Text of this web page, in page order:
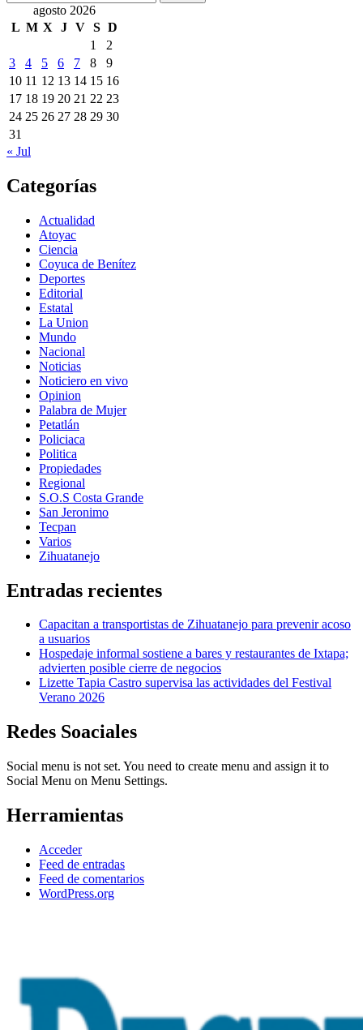
agosto 2026
L M X J V S D
1
2
3
4 5 6 7 8
9
10 11 12 13 14 15 16
17 18 19 20 21 22 23
24 25 26 27 28 29 30
31
« Jul
Categorías
Actualidad
Atoyac
Ciencia
Coyuca de Benítez
Deportes
Editorial
Estatal
La Union
Mundo
Nacional
Noticias
Noticiero en vivo
Opinion
Palabra de Mujer
Petatlán
Policiaca
Politica
Propiedades
Regional
S.O.S Costa Grande
San Jeronimo
Tecpan
Varios
Zihuatanejo
Entradas recientes
Capacitan a transportistas de Zihuatanejo para prevenir acoso
a usuarios
Hospedaje informal sostiene a bares y restaurantes de Ixtapa;
advierten posible cierre de negocios
Lizette Tapia Castro supervisa las actividades del Festival
Verano 2026
Redes Soaciales
Social menu is not set. You need to create menu and assign it to
Social Menu on Menu Settings.
Herramientas
Acceder
Feed de entradas
Feed de comentarios
WordPress.org